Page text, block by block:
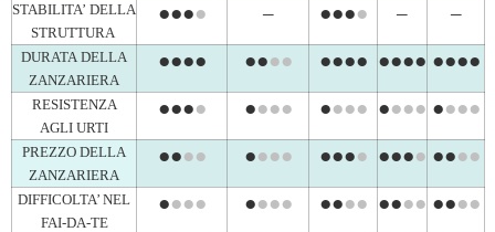
STABILITA’ DELLA
STRUTTURA
●●●● – ●●●● – –
DURATA DELLA
ZANZARIERA
●●●● ●●●● ●●●● ●●●● ●●●●
RESISTENZA
AGLI URTI
●●●● ●●●● ●●●● ●●●● ●●●●
PREZZO DELLA
ZANZARIERA
●●●● ●●●● ●●●● ●●●● ●●●●
DIFFICOLTA’ NEL
FAI-DA-TE
●●●● ●●●● ●●●● ●●●● ●●●●